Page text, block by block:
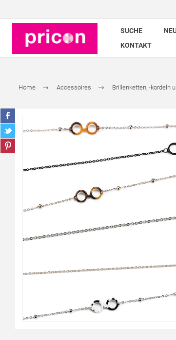
SUCHE
KONTAKT
Home Accessoires Brillenketten, -kordeln